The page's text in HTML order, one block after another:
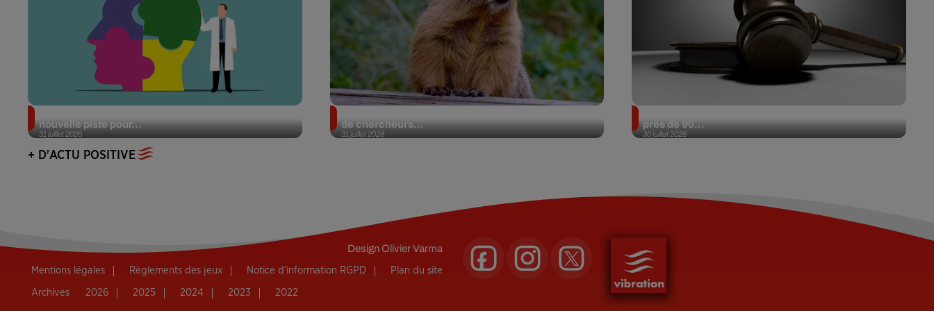
31 juillet 2026
nouvelle piste pour...
31 juillet 2026
de chercheurs...
30 juillet 2026
près de 90...
+ D'ACTU POSITIVE
DesignOlivier Varma
Mentions légales Règlements des jeux Notice d’information RGPD Plan du site
Archives 2026 2025 2024 2023 2022